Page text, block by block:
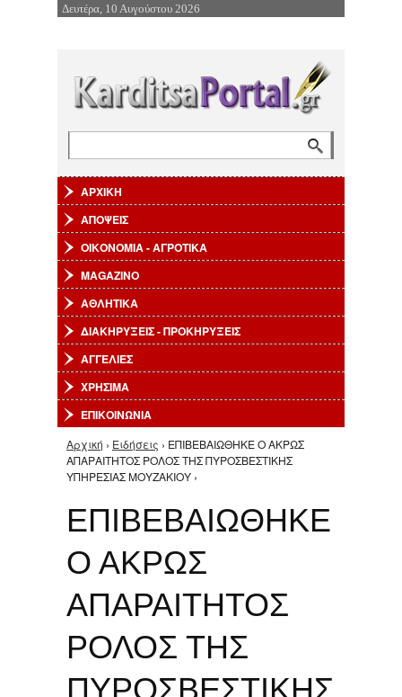
Επιστροφή στην Πλοήγηση
Δευτέρα, 10 Αυγούστου 2026
ΑΡΧΙΚΗ
ΑΠΟΨΕΙΣ
ΟΙΚΟΝΟΜΙΑ - ΑΓΡΟΤΙΚΑ
MAGAZINO
ΑΘΛΗΤΙΚΑ
ΔΙΑΚΗΡΥΞΕΙΣ - ΠΡΟΚΗΡΥΞΕΙΣ
ΑΓΓΕΛΙΕΣ
ΧΡΗΣΙΜΑ
ΕΠΙΚΟΙΝΩΝΙΑ
Είστε εδώ
Αρχική › Ειδήσεις › ΕΠΙΒΕΒΑΙΩΘΗΚΕ Ο ΑΚΡΩΣ
ΑΠΑΡΑΙΤΗΤΟΣ ΡΟΛΟΣ ΤΗΣ ΠΥΡΟΣΒΕΣΤΙΚΗΣ
ΥΠΗΡΕΣΙΑΣ ΜΟΥΖΑΚΙΟΥ ›
ΕΠΙΒΕΒΑΙΩΘΗΚΕ
Ο ΑΚΡΩΣ
ΑΠΑΡΑΙΤΗΤΟΣ
ΡΟΛΟΣ ΤΗΣ
ΠΥΡΟΣΒΕΣΤΙΚΗΣ